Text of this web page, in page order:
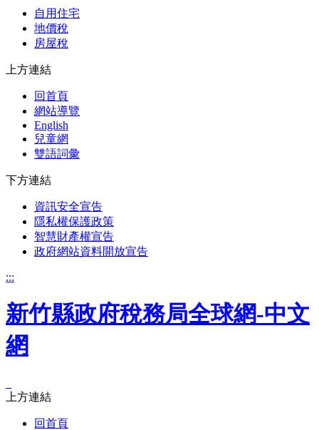
自用住宅
地價稅
房屋稅
上方連結
回首頁
網站導覽
English
兒童網
雙語詞彙
下方連結
資訊安全宣告
隱私權保護政策
智慧財產權宣告
政府網站資料開放宣告
:::
新竹縣政府稅務局全球網-中文
網
上方連結
回首頁